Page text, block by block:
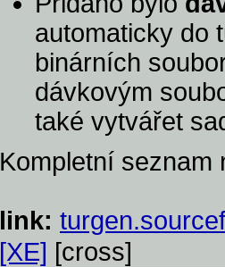
automaticky do
binárních
dávkovým
také vytvářet
Kompletní
link:
[XE] [cross]